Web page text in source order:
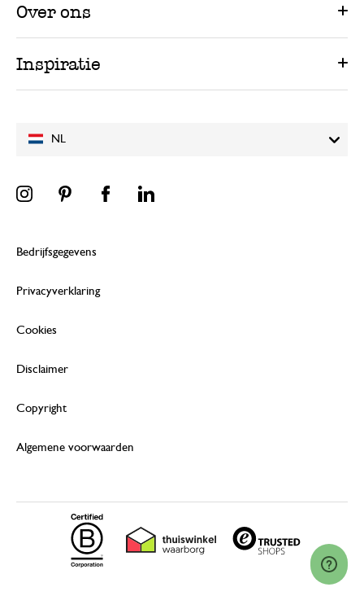
NL
Over ons
Inspiratie
Bedrijfsgegevens
Privacyverklaring
Cookies
Disclaimer
Copyright
Algemene voorwaarden